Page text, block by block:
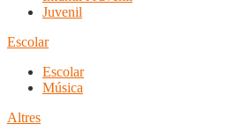
Juvenil
Escolar
Escolar
Música
Altres